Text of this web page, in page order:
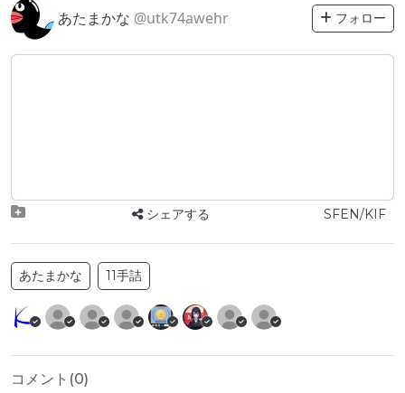
あたまかな @utk74awehr フォロー
シェアする SFEN/KIF
あたまかな 11手詰
コメント(0)